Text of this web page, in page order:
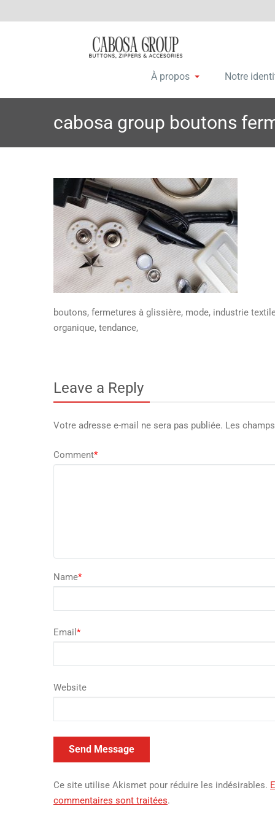
À propos Notre
cabosa group boutons
boutons, fermetures à glissière, mode, industrie
organique, tendance,
Leave a Reply
Votre adresse e-mail ne sera pas publiée. Les
Comment*
Name*
Email *
Website
Ce site utilise Akismet pour réduire les indésirables.
commentaires sont traitées.